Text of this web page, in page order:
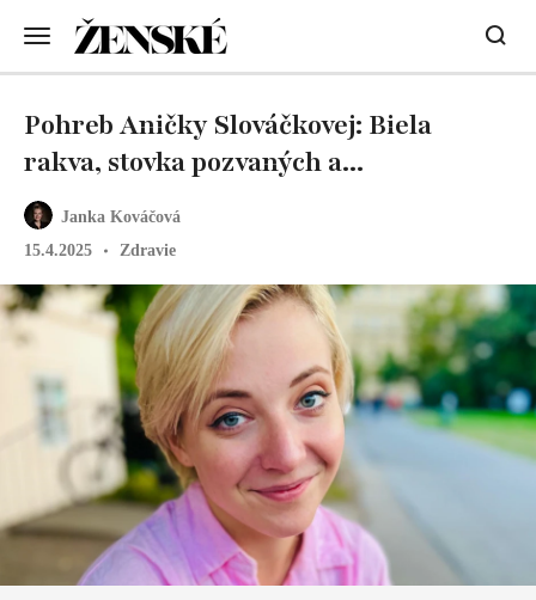
Janka Kováčová
15.4.2025
Zdravie
Pohreb Aničky Slováčkovej: Biela
rakva, stovka pozvaných a...